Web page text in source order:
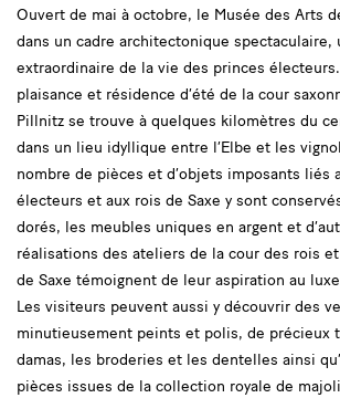
Ouvert de mai à octobre, le Musée des Arts
dans un cadre architectonique spectaculaire,
extraordinaire de la vie des princes
plaisance et résidence d’été de la cour
Pillnitz se trouve à quelques kilomètres du
dans un lieu idyllique entre l’Elbe et les
nombre de pièces et d’objets imposants liés
électeurs et aux rois de Saxe y sont
dorés, les meubles uniques en argent et
réalisations des ateliers de la cour des rois
de Saxe témoignent de leur aspiration au
Les visiteurs peuvent aussi y découvrir des
minutieusement peints et polis, de précieux
damas, les broderies et les dentelles ainsi
pièces issues de la collection royale de